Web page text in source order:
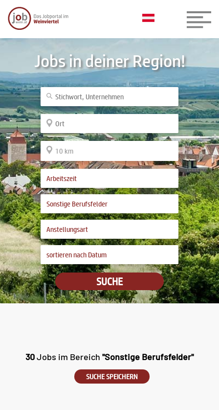
Jobs in deiner Region!
SUCHE
30Jobs im Bereich "Sonstige Berufsfelder"
SUCHE SPEICHERN